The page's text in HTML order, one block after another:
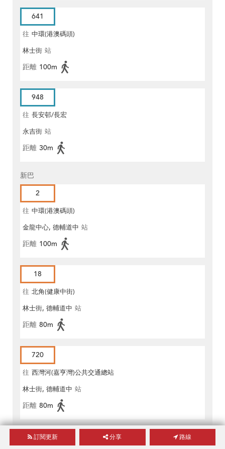
641
往 中環(港澳碼頭)
林士街 站
距離 100m
948
往 長安邨/長宏
永吉街 站
距離 30m
新巴
2
往 中環(港澳碼頭)
金龍中心, 德輔道中 站
距離 100m
18
往 北角(健康中街)
林士街, 德輔道中 站
距離 80m
720
往 西灣河(嘉亨灣)公共交通總站
林士街, 德輔道中 站
距離 80m
720
訂閱更新 分享 路線